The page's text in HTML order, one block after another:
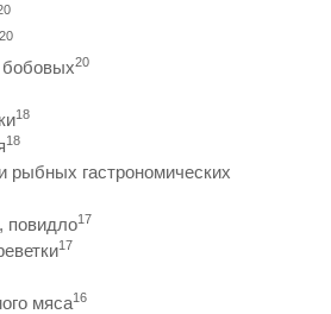
20
20
18
18
гастрономических
повидло17
17
мяса16